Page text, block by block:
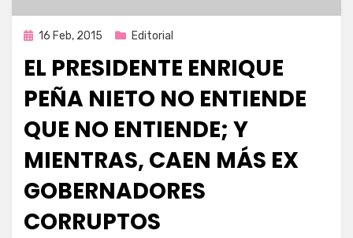
Publicada
16 Feb, 2015 Editorial
EL PRESIDENTE ENRIQUE
PEÑA NIETO NO ENTIENDE
QUE NO ENTIENDE; Y
MIENTRAS, CAEN MÁS EX
GOBERNADORES
CORRUPTOS